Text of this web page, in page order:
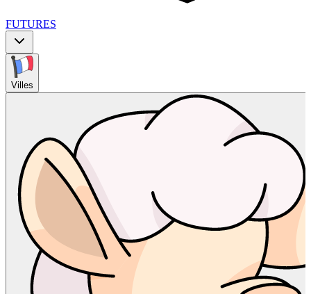
FUTURES
Villes